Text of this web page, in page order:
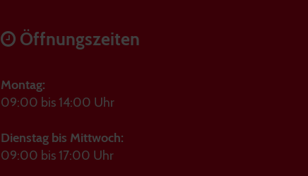
Öffnungszeiten
Montag:
09:00 bis 14:00 Uhr
Dienstag bis Mittwoch:
09:00 bis 17:00 Uhr